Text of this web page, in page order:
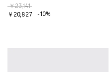
￥23,141
￥20,827
-10%